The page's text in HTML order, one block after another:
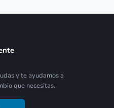
y te ayudamos a
que necesitas.